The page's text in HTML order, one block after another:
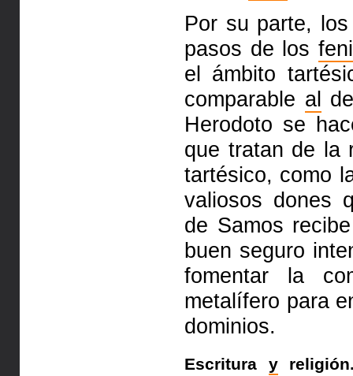
Por su parte,
pasos de los
el ámbito
comparable al
Herodoto se
que tratan de la
tartésico, como
valiosos dones
de Samos
buen seguro
fomentar la
metalífero para
dominios.
Escritura y